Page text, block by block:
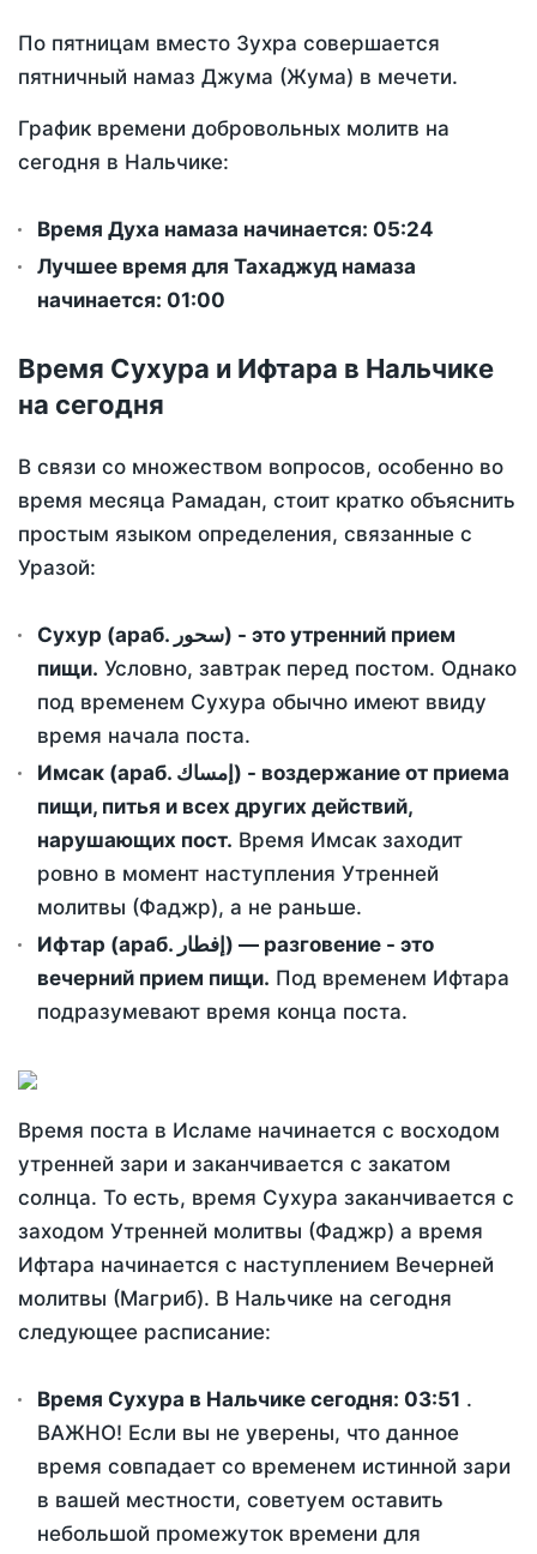
По пятницам вместо Зухра совершается
пятничный намаз Джума (Жума) в мечети.
График времени добровольных молитв на
сегодня в Нальчике:
Время Духа намаза начинается: 05:24
Лучшее время для Тахаджуд намаза
начинается: 01:00
Время Сухура и Ифтара в Нальчике
на сегодня
В связи со множеством вопросов, особенно во
время месяца Рамадан, стоит кратко объяснить
простым языком определения, связанные с
Уразой:
Сухур (араб. سحور) - это утренний прием
пищи. Условно, завтрак перед постом. Однако
под временем Сухура обычно имеют ввиду
время начала поста.
Имсак (араб. إمساك) - воздержание от приема
пищи, питья и всех других действий,
нарушающих пост. Время Имсак заходит
ровно в момент наступления Утренней
молитвы (Фаджр), а не раньше.
Ифтар (араб. إفطار) — разговение - это
вечерний прием пищи. Под временем Ифтара
подразумевают время конца поста.
Время поста в Исламе начинается с восходом
утренней зари и заканчивается с закатом
солнца. То есть, время Сухура заканчивается с
заходом Утренней молитвы (Фаджр) а время
Ифтара начинается с наступлением Вечерней
молитвы (Магриб). В Нальчике на сегодня
следующее расписание:
Время Сухура в Нальчике сегодня: 03:51 .
ВАЖНО! Если вы не уверены, что данное
время совпадает со временем истинной зари
в вашей местности, советуем оставить
небольшой промежуток времени для